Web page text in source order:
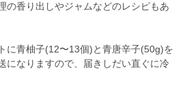
の香り出しやジャムなどのレシピもあ
に青柚子(12〜13個)と青唐辛子(50g)を
になりますので、届きしだい直ぐに冷